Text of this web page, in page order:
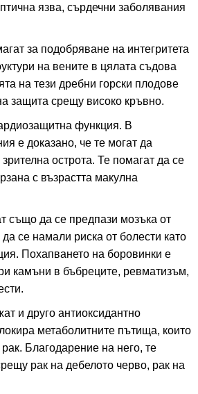
язва, сърдечни заболявания
за подобряване на интегритета
на вените в цялата съдова
на тези дребни горски плодове
защита срещу високо кръвно.
функция. В
е доказано, че те могат да
острота. Те помагат да се
с възрастта макулна
също да се предпази мозъка от
се намали риска от болести като
Похапването на боровинки е
камъни в бъбреците, ревматизъм,
и друго антиоксидантно
метаболитните пътища, които
Благодарение на него, те
рак на дебелото черво, рак на